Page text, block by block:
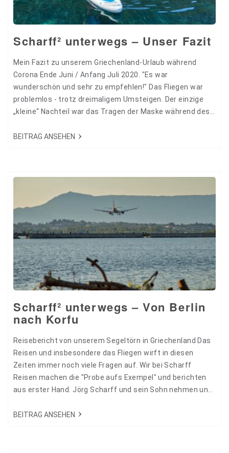
Scharff² unterwegs – Unser Fazit
Mein Fazit zu unserem Griechenland-Urlaub während
Corona Ende Juni / Anfang Juli 2020. "Es war
wunderschön und sehr zu empfehlen!" Das Fliegen war
problemlos - trotz dreimaligem Umsteigen. Der einzige
„kleine“ Nachteil war das Tragen der Maske während des
nicht schlimm empfunden, wichtig ist hier nur eine gut
BEITRAG ANSEHEN
Scharff² unterwegs – Von Berlin
nach Korfu
Reisebericht von unserem Segeltörn in Griechenland Das
Reisen und insbesondere das Fliegen wirft in diesen
Zeiten immer noch viele Fragen auf. Wir bei Scharff
Reisen machen die "Probe aufs Exempel" und berichten
aus erster Hand. Jörg Scharff und sein Sohn nehmen uns
realistischen und unverstellten Blick auf das derzeitige
BEITRAG ANSEHEN